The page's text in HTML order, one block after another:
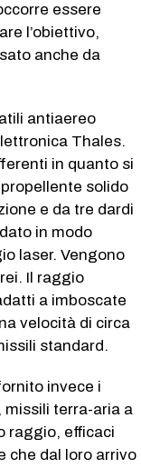
essere
l’obiettivo,
anche da
antiaereo
Thales.
in quanto si
solido
e da tre dardi
in modo
laser. Vengono
Il raggio
a imboscate
velocità di circa
standard.
invece i
missili terra-aria a
raggio, efficaci
che dal loro arrivo